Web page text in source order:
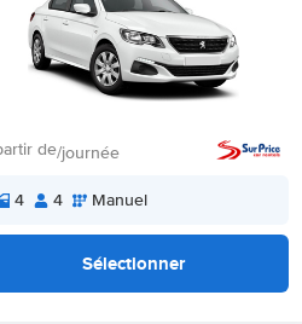
de/journée
4 4 Manuel
Sélectionner